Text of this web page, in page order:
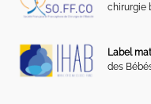
chirurgie
Label
des